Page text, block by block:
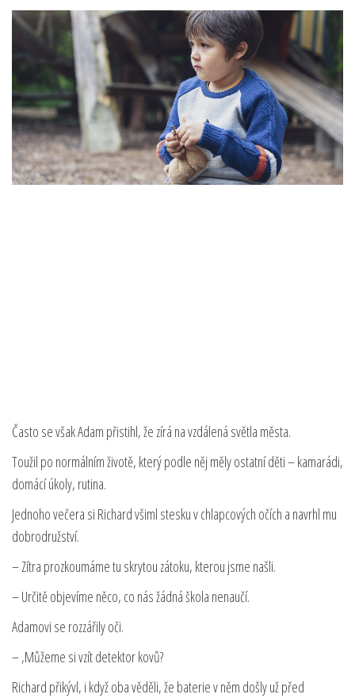
Často se však Adam přistihl, že zírá na vzdálená světla města.
Toužil po normálním životě, který podle něj měly ostatní děti – kamarádi,
domácí úkoly, rutina.
Jednoho večera si Richard všiml stesku v chlapcových očích a navrhl mu
dobrodružství.
– Zítra prozkoumáme tu skrytou zátoku, kterou jsme našli.
– Určitě objevíme něco, co nás žádná škola nenaučí.
Adamovi se rozzářily oči.
– ‚Můžeme si vzít detektor kovů?
Richard přikývl, i když oba věděli, že baterie v něm došly už před